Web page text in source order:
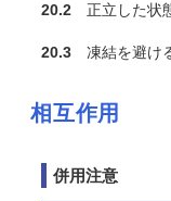
20.2 正立した状
20.3 凍結を避け
相互作用
併用注意